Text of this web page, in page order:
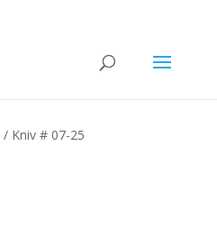
/ Kniv # 07-25